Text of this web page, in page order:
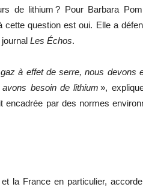
de lithium ? Pour Barbara
question est oui. Elle a
Les Échos.
à effet de serre, nous devons
besoin de lithium »,
encadrée par des normes
la France en particulier,